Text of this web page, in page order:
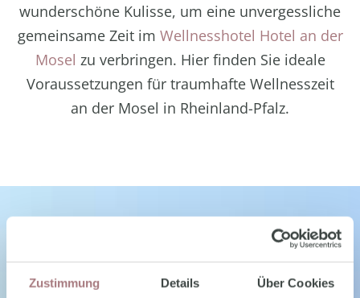
Zustimmung Details Über Cookies
wunderschöne Kulisse, um eine unvergessliche
gemeinsame Zeit im Wellnesshotel Hotel an der
Mosel zu verbringen. Hier finden Sie ideale
Voraussetzungen für traumhafte Wellnesszeit
an der Mosel in Rheinland-Pfalz.